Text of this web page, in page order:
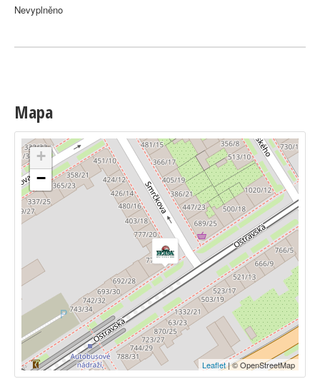
Nevyplněno
Mapa
+
−
Leaflet| © OpenStreetMap